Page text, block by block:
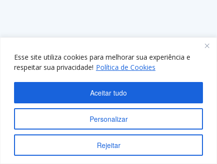
Esse site utiliza cookies para melhorar sua experiência e
respeitar sua privacidade! Política de Cookies
Personalizar
Rejeitar
Aceitar tudo